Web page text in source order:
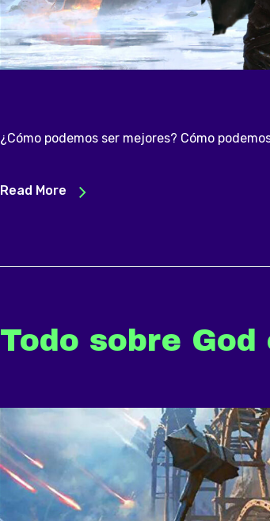
¿Cómo podemos ser mejores? Cómo
Read More
Todo sobre